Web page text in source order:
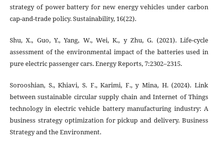
strategy of power battery for new energy vehicles under carbon
cap-and-trade policy. Sustainability, 16(22).
Shu, X., Guo, Y., Yang, W., Wei, K., y Zhu, G. (2021). Life-cycle
assessment of the environmental impact of the batteries used in
pure electric passenger cars. Energy Reports, 7:2302–2315.
Sorooshian, S., Khiavi, S. F., Karimi, F., y Mina, H. (2024). Link
between sustainable circular supply chain and Internet of Things
technology in electric vehicle battery manufacturing industry: A
business strategy optimization for pickup and delivery. Business
Strategy and the Environment.